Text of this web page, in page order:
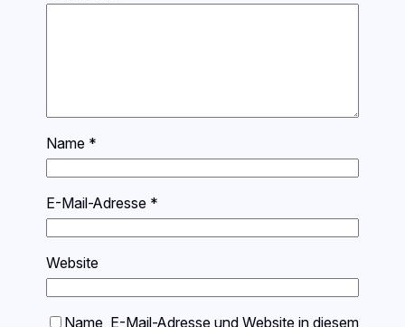
Name *
E-Mail-Adresse *
Website
Name, E-Mail-Adresse und Website in diesem